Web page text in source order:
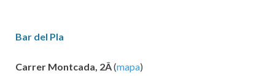
Bar del Pla
Carrer Montcada, 2Â(mapa)